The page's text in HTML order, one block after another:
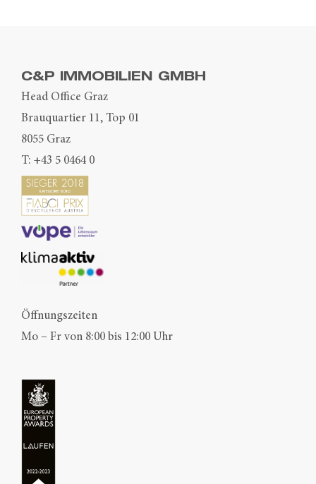
C&P IMMOBILIEN GMBH
Head Office Graz
Brauquartier 11, Top 01
8055 Graz
T: +43 5 0464 0
Öffnungszeiten
Mo – Fr von 8:00 bis 12:00 Uhr